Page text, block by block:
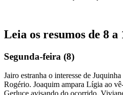
Leia os resumos de 8 a
Segunda-feira (8)
Jairo estranha o interesse de
Rogério. Joaquim ampara Lígia ao